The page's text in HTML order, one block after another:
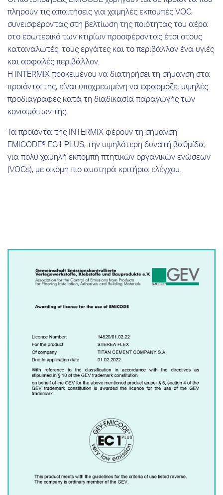
πληρούν τις απαιτήσεις για χαμηλές εκπομπές VOC,
συνεισφέροντας στη βελτίωση της ποιότητας του αέρα
στο εσωτερικό των κτιρίων προσφέροντας έτσι στους
καταναλωτές, τους εργάτες και το περιβάλλον ένα υγιές
και ασφαλές περιβάλλον.
Η INTERMIX προκειμένου να διατηρήσει τη σήμανση στα
προϊόντα της, είναι υποχρεωμένη να εφαρμόζει υψηλές
προδιαγραφές κατά τη διαδικασία παραγωγής των
κονιαμάτων της.
Τα προϊόντα της INTERMIX φέρουν τη σήμανση
EMICODE® EC1 PLUS, την υψηλότερη δυνατή βαθμίδα,
για πολύ χαμηλή εκπομπή πτητικών οργανικών ενώσεων
(VOCs), με ακόμη πιο αυστηρά κριτήρια ελέγχου.